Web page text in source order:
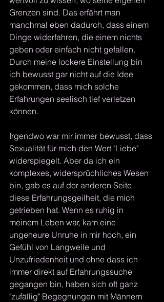
Grenzen sind. Das erfährt man
manchmal eben dadurch, dass einem
Dinge widerfahren, die einem nichts
geben oder einfach nicht gefallen.
Durch meine lockere Einstellung bin
ich bewusst gar nicht auf die Idee
gekommen, dass mich solche
Erfahrungen seelisch tief verletzen
können.
Irgendwo war mir immer bewusst, dass
Sexualität für mich den Wert "Liebe"
widerspiegelt. Aber da ich ein
komplexes, widersprüchliches Wesen
bin, gab es auf der anderen Seite
diese Erfahrungsgeilheit, die mich
getrieben hat. Wenn es ruhig in
meinem Leben war, kam eine
ungeheure Unruhe in mir hoch, ein
Gefühl von Langweile und
Unzufriedenheit und ohne dass ich
immer direkt auf Erfahrungssuche
gegangen bin, haben sich oft ganz
"zufällig" Begegnungen mit Männern